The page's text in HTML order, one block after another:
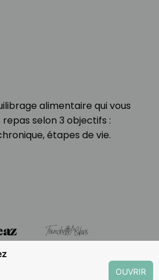
alimentaire qui vous
selon 3 objectifs :
étapes de vie.
OUVRIR